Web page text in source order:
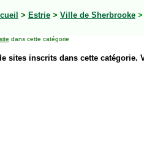
> Estrie > Ville de Sherbrooke
dans cette catégorie
sites inscrits dans cette